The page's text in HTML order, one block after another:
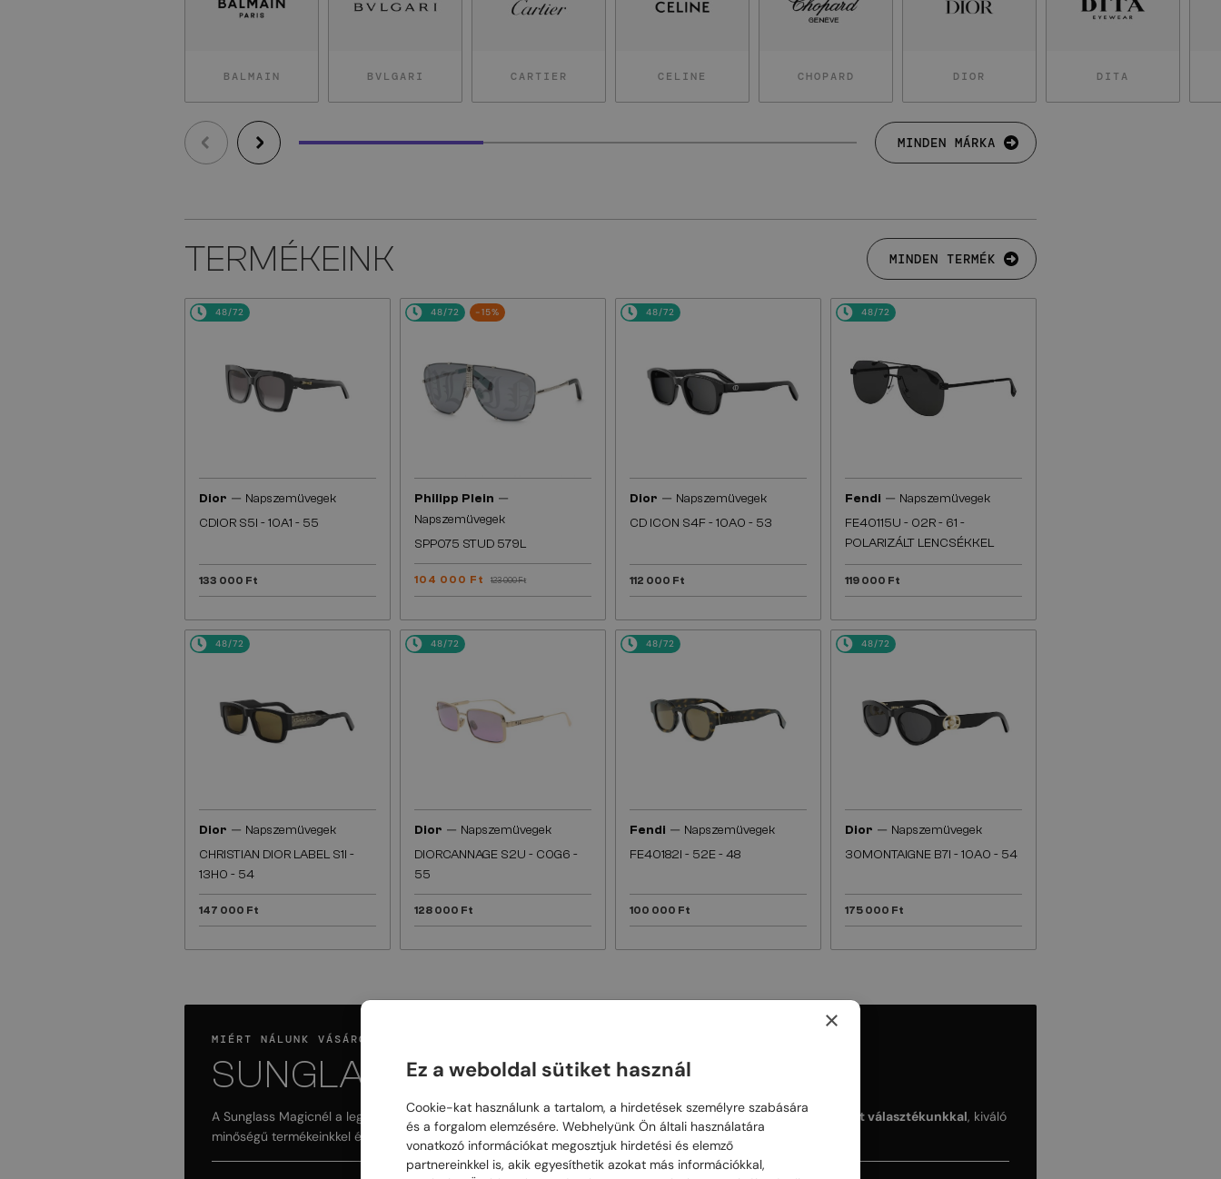
BALMAIN BVLGARI CARTIER CELINE CHOPARD DIOR DITA
MINDEN MÁRKA
TERMÉKEINK MINDEN TERMÉK
48/72
Dior — Napszemüvegek
CDIOR S5I - 10A1 - 55
133 000 Ft
48/72 -15%
Philipp Plein —
Napszemüvegek
SPP075 STUD 579L
104 000 Ft 123 000 Ft
48/72
Dior — Napszemüvegek
CD ICON S4F - 10A0 - 53
112 000 Ft
48/72
Fendi — Napszemüvegek
FE40115U - 02R - 61 -
POLARIZÁLT LENCSÉKKEL
119 000 Ft
48/72
Dior — Napszemüvegek
CHRISTIAN DIOR LABEL S1I -
13H0 - 54
147 000 Ft
48/72
Dior — Napszemüvegek
DIORCANNAGE S2U - C0G6 -
55
128 000 Ft
48/72
Fendi — Napszemüvegek
FE40182I - 52E - 48
100 000 Ft
48/72
Dior — Napszemüvegek
30MONTAIGNE B7I - 10A0 - 54
175 000 Ft
MIÉRT NÁLUNK VÁSÁROLD A SZEMÜVEGED?
SUNGLASS MAGIC
A Sunglass Magicnél a legfontosabb számunkra az ügyfél elégedettsége.Széles napszemüveg és optikai keret választékunkkal, kiváló
minőségű termékeinkkel és szakértő tanácsadásunkkal biztosítjuk, hogy megtaláld a szemüveget.
×
Ez a weboldal sütiket használ
Cookie-kat használunk a tartalom, a hirdetések személyre szabására
és a forgalom elemzésére. Webhelyünk Ön általi használatára
vonatkozó információkat megosztjuk hirdetési és elemző
partnereinkkel is, akik egyesíthetik azokat más információkkal,